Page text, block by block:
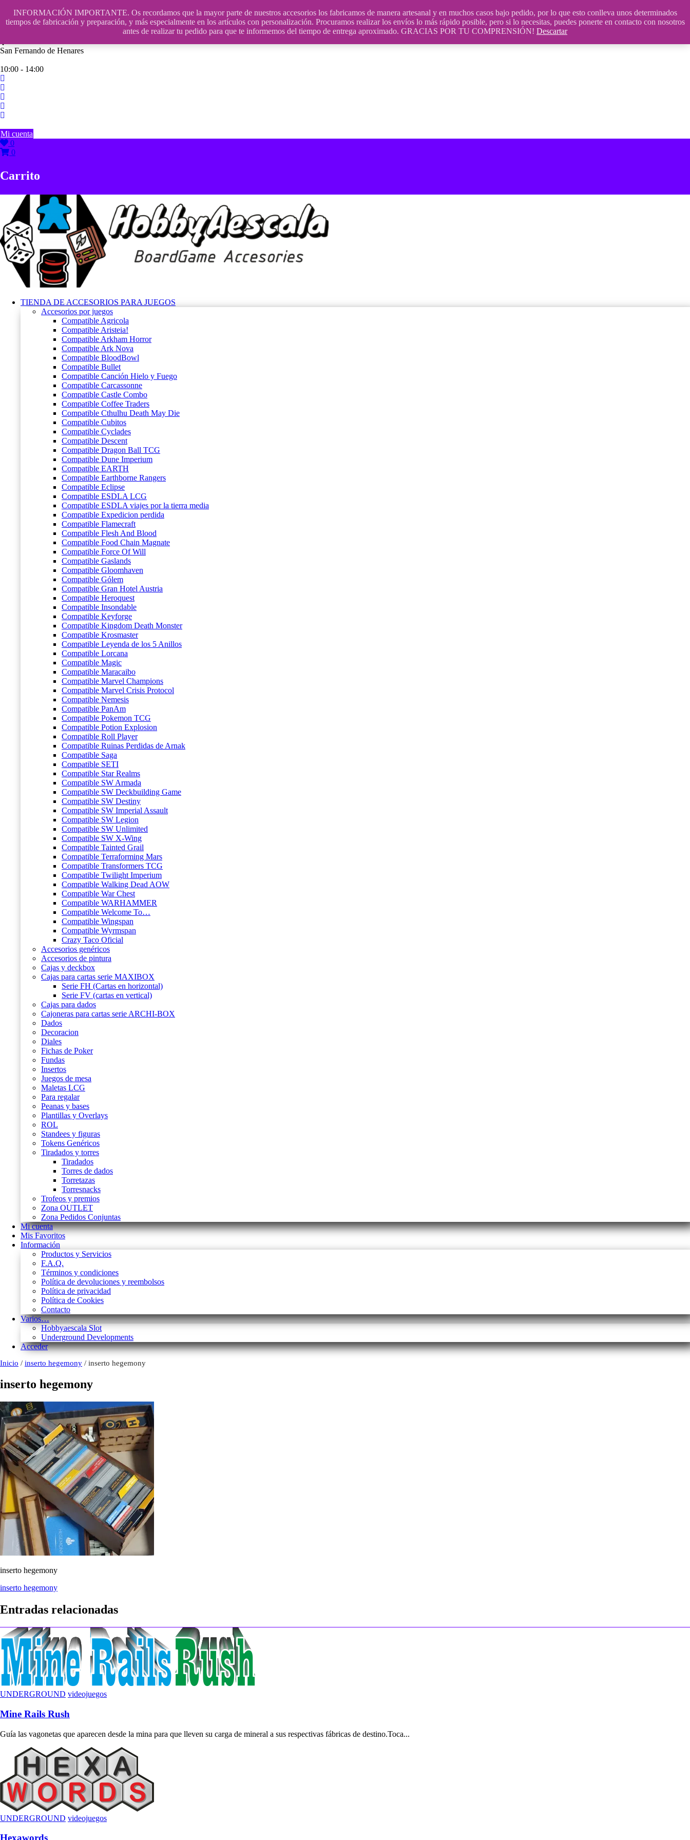
INFORMACIÓN IMPORTANTE. Os recordamos que la mayor parte de nuestros accesorios los fabricamos de manera artesanal y en muchos casos bajo pedido, por lo que esto conlleva unos determinados
tiempos de fabricación y preparación, y más especialmente en los artículos con personalización. Procuramos realizar los envíos lo más rápido posible, pero si lo necesitas, puedes ponerte en contacto con nosotros
antes de realizar tu pedido para que te informemos del tiempo de entrega aproximado. GRACIAS POR TU COMPRENSIÓN! Descartar
contenido
609241475 SOLO DE 10:00 a 14:00
San Fernando de Henares
10:00 - 14:00
Mi cuenta
0
0
Carrito
TIENDA DE ACCESORIOS PARA JUEGOS
Accesorios por juegos
Compatible Agricola
Compatible Aristeia!
Compatible Arkham Horror
Compatible Ark Nova
Compatible BloodBowl
Compatible Bullet
Compatible Canción Hielo y Fuego
Compatible Carcassonne
Compatible Castle Combo
Compatible Coffee Traders
Compatible Cthulhu Death May Die
Compatible Cubitos
Compatible Cyclades
Compatible Descent
Compatible Dragon Ball TCG
Compatible Dune Imperium
Compatible EARTH
Compatible Earthborne Rangers
Compatible Eclipse
Compatible ESDLA LCG
Compatible ESDLA viajes por la tierra media
Compatible Expedicion perdida
Compatible Flamecraft
Compatible Flesh And Blood
Compatible Food Chain Magnate
Compatible Force Of Will
Compatible Gaslands
Compatible Gloomhaven
Compatible Gólem
Compatible Gran Hotel Austria
Compatible Heroquest
Compatible Insondable
Compatible Keyforge
Compatible Kingdom Death Monster
Compatible Krosmaster
Compatible Leyenda de los 5 Anillos
Compatible Lorcana
Compatible Magic
Compatible Maracaibo
Compatible Marvel Champions
Compatible Marvel Crisis Protocol
Compatible Nemesis
Compatible PanAm
Compatible Pokemon TCG
Compatible Potion Explosion
Compatible Roll Player
Compatible Ruinas Perdidas de Arnak
Compatible Saga
Compatible SETI
Compatible Star Realms
Compatible SW Armada
Compatible SW Deckbuilding Game
Compatible SW Destiny
Compatible SW Imperial Assault
Compatible SW Legion
Compatible SW Unlimited
Compatible SW X-Wing
Compatible Tainted Grail
Compatible Terraforming Mars
Compatible Transformers TCG
Compatible Twilight Imperium
Compatible Walking Dead AOW
Compatible War Chest
Compatible WARHAMMER
Compatible Welcome To…
Compatible Wingspan
Compatible Wyrmspan
Crazy Taco Oficial
Accesorios genéricos
Accesorios de pintura
Cajas y deckbox
Cajas para cartas serie MAXIBOX
Serie FH (Cartas en horizontal)
Serie FV (cartas en vertical)
Cajas para dados
Cajoneras para cartas serie ARCHI-BOX
Dados
Decoracion
Diales
Fichas de Poker
Fundas
Insertos
Juegos de mesa
Maletas LCG
Para regalar
Peanas y bases
Plantillas y Overlays
ROL
Standees y figuras
Tokens Genéricos
Tiradados y torres
Tiradados
Torres de dados
Torretazas
Torresnacks
Trofeos y premios
Zona OUTLET
Zona Pedidos Conjuntas
Mi cuenta
Mis Favoritos
Información
Productos y Servicios
F.A.Q.
Términos y condiciones
Política de devoluciones y reembolsos
Política de privacidad
Política de Cookies
Contacto
Varios…
Hobbyaescala Slot
Underground Developments
Acceder
Inicio / inserto hegemony / inserto hegemony
inserto hegemony
inserto hegemony
Navegación
de
entradas
inserto hegemony
Entradas relacionadas
UNDERGROUND videojuegos
Mine Rails Rush
Guía las vagonetas que aparecen desde la mina para que lleven su carga de mineral a sus respectivas fábricas de destino.Toca...
UNDERGROUND videojuegos
Hexawords